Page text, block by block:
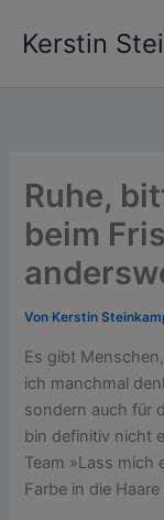
InhaltKerstin
Ruhe,
beim
Von Kerstin
Es gibt
ich manchmal
sondern auch für
bin definitiv nicht
Team »Lass mich
Farbe in die